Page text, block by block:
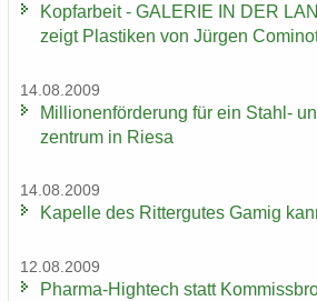
Kopf­ar­beit - GA­LE­RIE IN DER
zeigt Plas­ti­ken von Jür­gen
14.08.2009
Mil­lio­nen­för­de­rung für ein Stahl-​
zen­trum in Riesa
14.08.2009
Ka­pel­le des Rit­ter­gu­tes Gamig
12.08.2009
Pharma-​Hightech statt